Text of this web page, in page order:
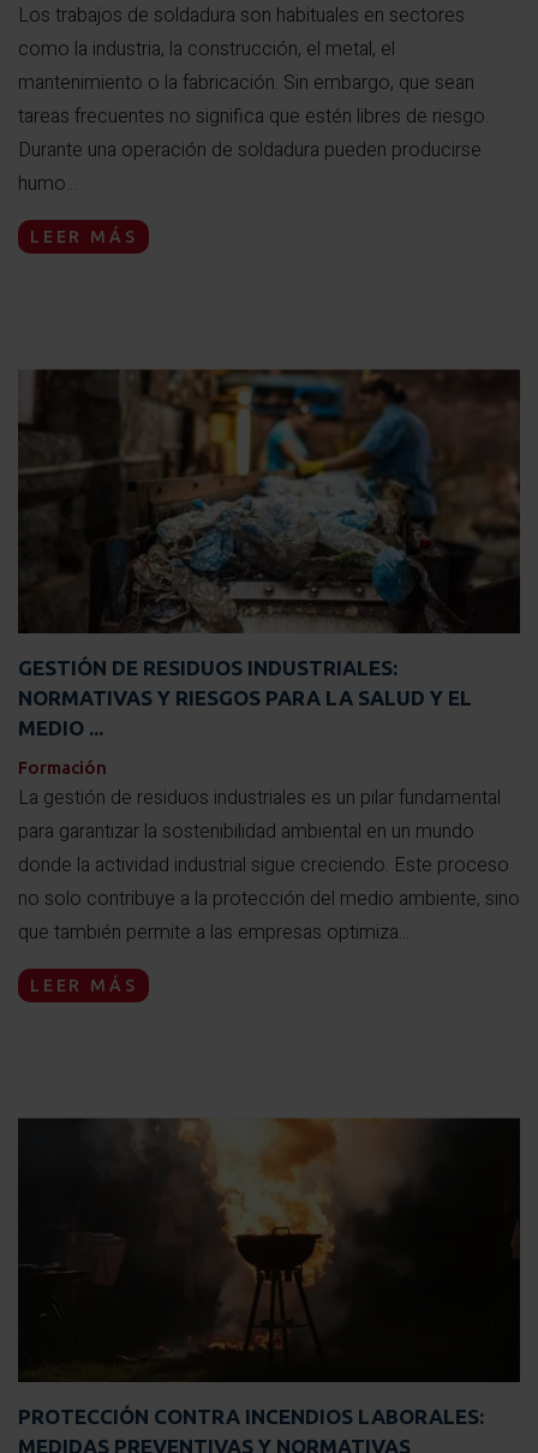
Los trabajos de soldadura son habituales en sectores
como la industria, la construcción, el metal, el
mantenimiento o la fabricación. Sin embargo, que sean
tareas frecuentes no significa que estén libres de riesgo.
Durante una operación de soldadura pueden producirse
humo...
LEER MÁS
GESTIÓN DE RESIDUOS INDUSTRIALES:
NORMATIVAS Y RIESGOS PARA LA SALUD Y EL
MEDIO ...
Formación
La gestión de residuos industriales es un pilar fundamental
para garantizar la sostenibilidad ambiental en un mundo
donde la actividad industrial sigue creciendo. Este proceso
no solo contribuye a la protección del medio ambiente, sino
que también permite a las empresas optimiza...
LEER MÁS
PROTECCIÓN CONTRA INCENDIOS LABORALES:
MEDIDAS PREVENTIVAS Y NORMATIVAS